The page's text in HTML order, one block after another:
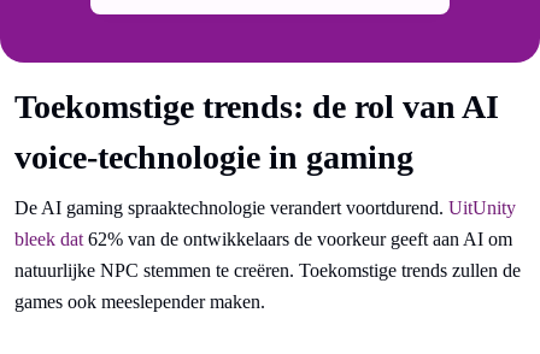
Toekomstige trends: de rol van AI
voice-technologie in gaming
De AI gaming spraaktechnologie verandert voortdurend. UitUnity
bleek dat 62% van de ontwikkelaars de voorkeur geeft aan AI om
natuurlijke NPC stemmen te creëren. Toekomstige trends zullen de
games ook meeslepender maken.